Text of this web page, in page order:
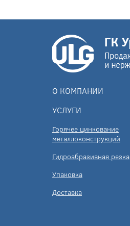
О КОМПАНИИ
УСЛУГИ
Горячее цинкование
металлоконструкций
Гидроабразивная резка
Упаковка
Доставка